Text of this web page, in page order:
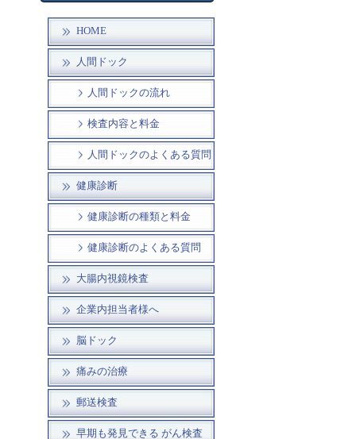
HOME
人間ドック
人間ドックの流れ
検査内容と料金
人間ドックのよくある質問
健康診断
健康診断の種類と料金
健康診断のよくある質問
大腸内視鏡検査
企業内担当者様へ
脳ドック
痛みの治療
郵送検査
早期も発見できる がん検査